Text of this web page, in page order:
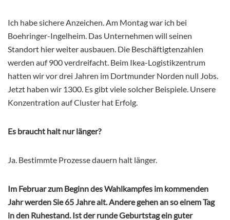
Ich habe sichere Anzeichen. Am Montag war ich bei
Boehringer-Ingelheim. Das Unternehmen will seinen
Standort hier weiter ausbauen. Die Beschäftigtenzahlen
werden auf 900 verdreifacht. Beim Ikea-Logistikzentrum
hatten wir vor drei Jahren im Dortmunder Norden null Jobs.
Jetzt haben wir 1300. Es gibt viele solcher Beispiele. Unsere
Konzentration auf Cluster hat Erfolg.
Es braucht halt nur länger?
Ja. Bestimmte Prozesse dauern halt länger.
Im Februar zum Beginn des Wahlkampfes im kommenden
Jahr werden Sie 65 Jahre alt. Andere gehen an so einem Tag
in den Ruhestand. Ist der runde Geburtstag ein guter